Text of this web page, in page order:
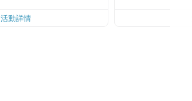
活動詳情